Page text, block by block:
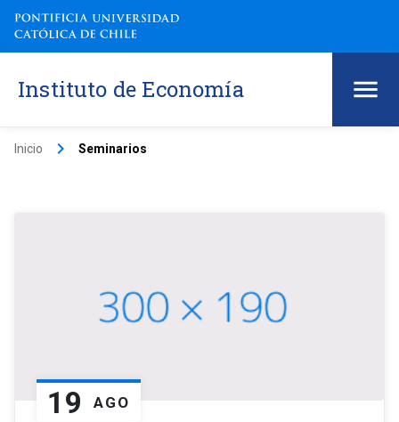
Instituto de Economía
Inicio keyboard_arrow_right Seminarios
19 AGO